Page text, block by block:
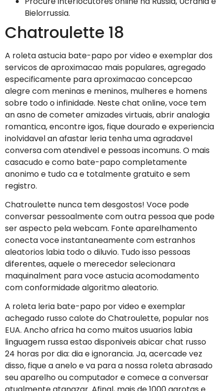
Bielorrussia.
Chatroulette 18
A roleta astucia bate-papo por video e exemplar dos
servicos de aproximacao mais populares, agregado
especificamente para aproximacao concepcao
alegre com meninas e meninos, mulheres e homens
sobre todo o infinidade. Neste chat online, voce tem
an asno de cometer amizades virtuais, abrir analogia
romantica, encontre igos, fique dourado e experiencia
inolvidavel an afastar leria tenha uma agradavel
conversa com atendivel e pessoas incomuns. O mais
casacudo e como bate-papo completamente
anonimo e tudo ca e totalmente gratuito e sem
registro.
Chatroulette nunca tem desgostos! Voce pode
conversar pessoalmente com outra pessoa que pode
ser aspecto pela webcam. Fonte aparelhamento
conecta voce instantaneamente com estranhos
aleatorios labia todo o diluvio. Tudo isso pessoas
diferentes, aquele o merecedor selecionara
maquinalment para voce astucia acomodamento
com conformidade algoritmo aleatorio.
A roleta leria bate-papo por video e exemplar
achegado russo calote do Chatroulette, popular nos
EUA. Ancho africa ha como muitos usuarios labia
linguagem russa estao disponiveis abicar chat russo
24 horas por dia: dia e ignorancia. Ja, acercade vez
disso, fique a anelo e va para a nossa roleta abrasado
seu aparelho ou computador e comece a conversar